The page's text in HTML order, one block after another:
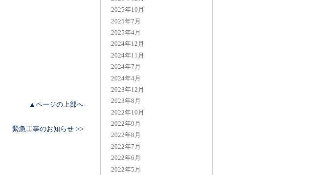
2025年10月
2025年7月
2025年4月
2024年12月
2024年11月
2024年7月
2024年4月
2023年12月
2023年8月
2022年10月
2022年9月
2022年8月
2022年7月
2022年6月
2022年5月
▲ページの上部へ
緊急工事のお知らせ >>